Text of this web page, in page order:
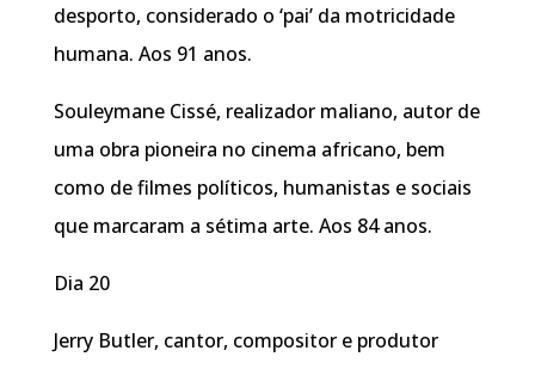
desporto, considerado o ‘pai’ da motricidade
humana. Aos 91 anos.
Souleymane Cissé, realizador maliano, autor de
uma obra pioneira no cinema africano, bem
como de filmes políticos, humanistas e sociais
que marcaram a sétima arte. Aos 84 anos.
Dia 20
Jerry Butler, cantor, compositor e produtor